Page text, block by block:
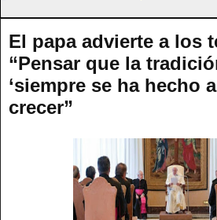
El papa advierte a los
“Pensar que la
‘siempre se ha hecho
crecer”